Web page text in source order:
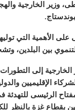
على الأهمية التي
بين البلدين،
الخارجية إلى
الإقليميين
الرئيسى
بقطاع غزة بالنظر